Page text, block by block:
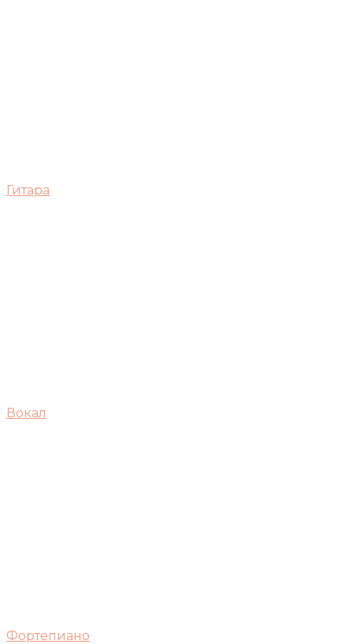
Гитара
Вокал
Фортепиано